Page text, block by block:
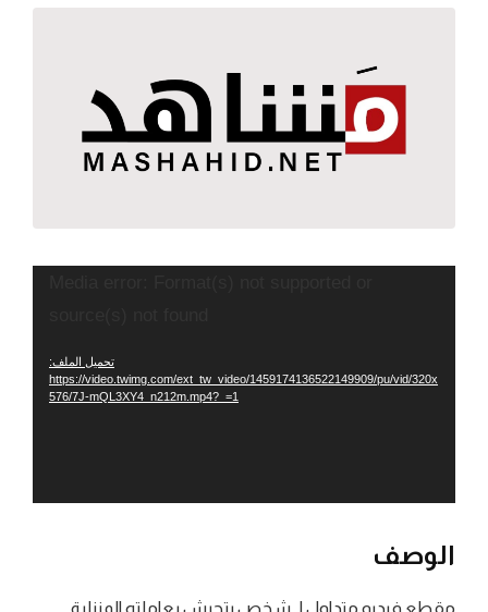
تحميل الملف:
https://video.twimg.com/ext_tw_video/1459174136522149909/pu/vid/320x
576/7J-mQL3XY4_n212m.mp4?_=1
الوصف
مقطع فيديو متداول لـ شخص يتحرش بعاملته المنزلية